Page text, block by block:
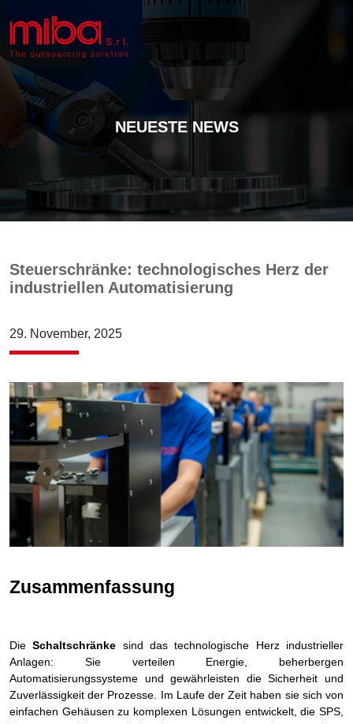
NEUESTE NEWS
Steuerschränke: technologisches Herz der
industriellen Automatisierung
29. November, 2025
Zusammenfassung
DieSchaltschränke sind das technologische Herz industrieller
Anlagen: Sie verteilen Energie, beherbergen
Automatisierungssysteme und gewährleisten die Sicherheit und
Zuverlässigkeit der Prozesse. Im Laufe der Zeit haben sie sich von
einfachen Gehäusen zu komplexen Lösungen entwickelt, die SPS,